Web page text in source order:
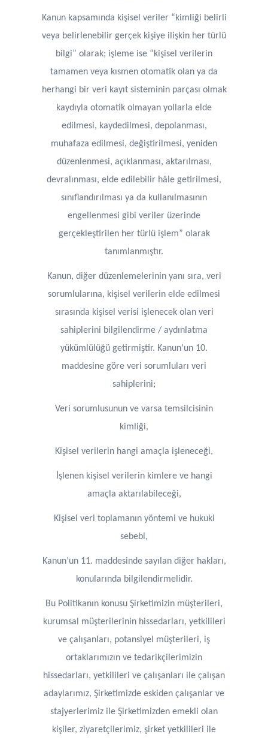
Kanun kapsamında kişisel veriler “kimliği belirli
veya belirlenebilir gerçek kişiye ilişkin her türlü
bilgi” olarak; işleme ise “kişisel verilerin
tamamen veya kısmen otomatik olan ya da
herhangi bir veri kayıt sisteminin parçası olmak
kaydıyla otomatik olmayan yollarla elde
edilmesi, kaydedilmesi, depolanması,
muhafaza edilmesi, değiştirilmesi, yeniden
düzenlenmesi, açıklanması, aktarılması,
devralınması, elde edilebilir hâle getirilmesi,
sınıflandırılması ya da kullanılmasının
engellenmesi gibi veriler üzerinde
gerçekleştirilen her türlü işlem” olarak
tanımlanmıştır.
Kanun, diğer düzenlemelerinin yanı sıra, veri
sorumlularına, kişisel verilerin elde edilmesi
sırasında kişisel verisi işlenecek olan veri
sahiplerini bilgilendirme / aydınlatma
yükümlülüğü getirmiştir. Kanun’un 10.
maddesine göre veri sorumluları veri
sahiplerini;
Veri sorumlusunun ve varsa temsilcisinin
kimliği,
Kişisel verilerin hangi amaçla işleneceği,
İşlenen kişisel verilerin kimlere ve hangi
amaçla aktarılabileceği,
Kişisel veri toplamanın yöntemi ve hukuki
sebebi,
Kanun’un 11. maddesinde sayılan diğer hakları,
konularında bilgilendirmelidir.
Bu Politikanın konusu Şirketimizin müşterileri,
kurumsal müşterilerinin hissedarları, yetkilileri
ve çalışanları, potansiyel müşterileri, iş
ortaklarımızın ve tedarikçilerimizin
hissedarları, yetkilileri ve çalışanları ile çalışan
adaylarımız, Şirketimizde eskiden çalışanlar ve
stajyerlerimiz ile Şirketimizden emekli olan
kişiler, ziyaretçilerimiz, şirket yetkilileri ile